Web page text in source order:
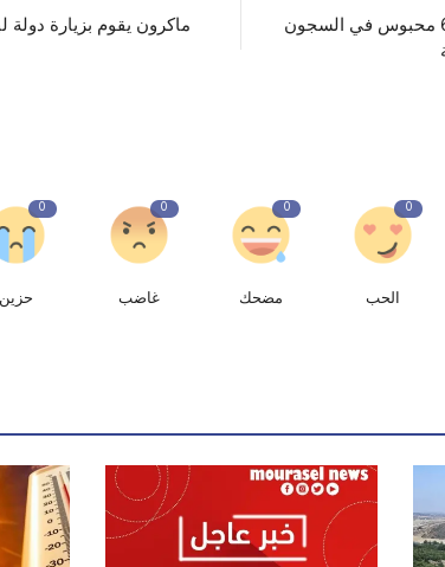
ماكرون يقوم بزيارة دولة
الجزائر: عفو رئاسي عن 6500 محبوس في السجون
0
الحب
0
مضحك
0
غاضب
0
حزين